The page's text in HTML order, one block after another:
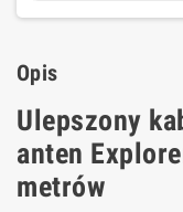
Opis
Ulepszony
anten
metrów